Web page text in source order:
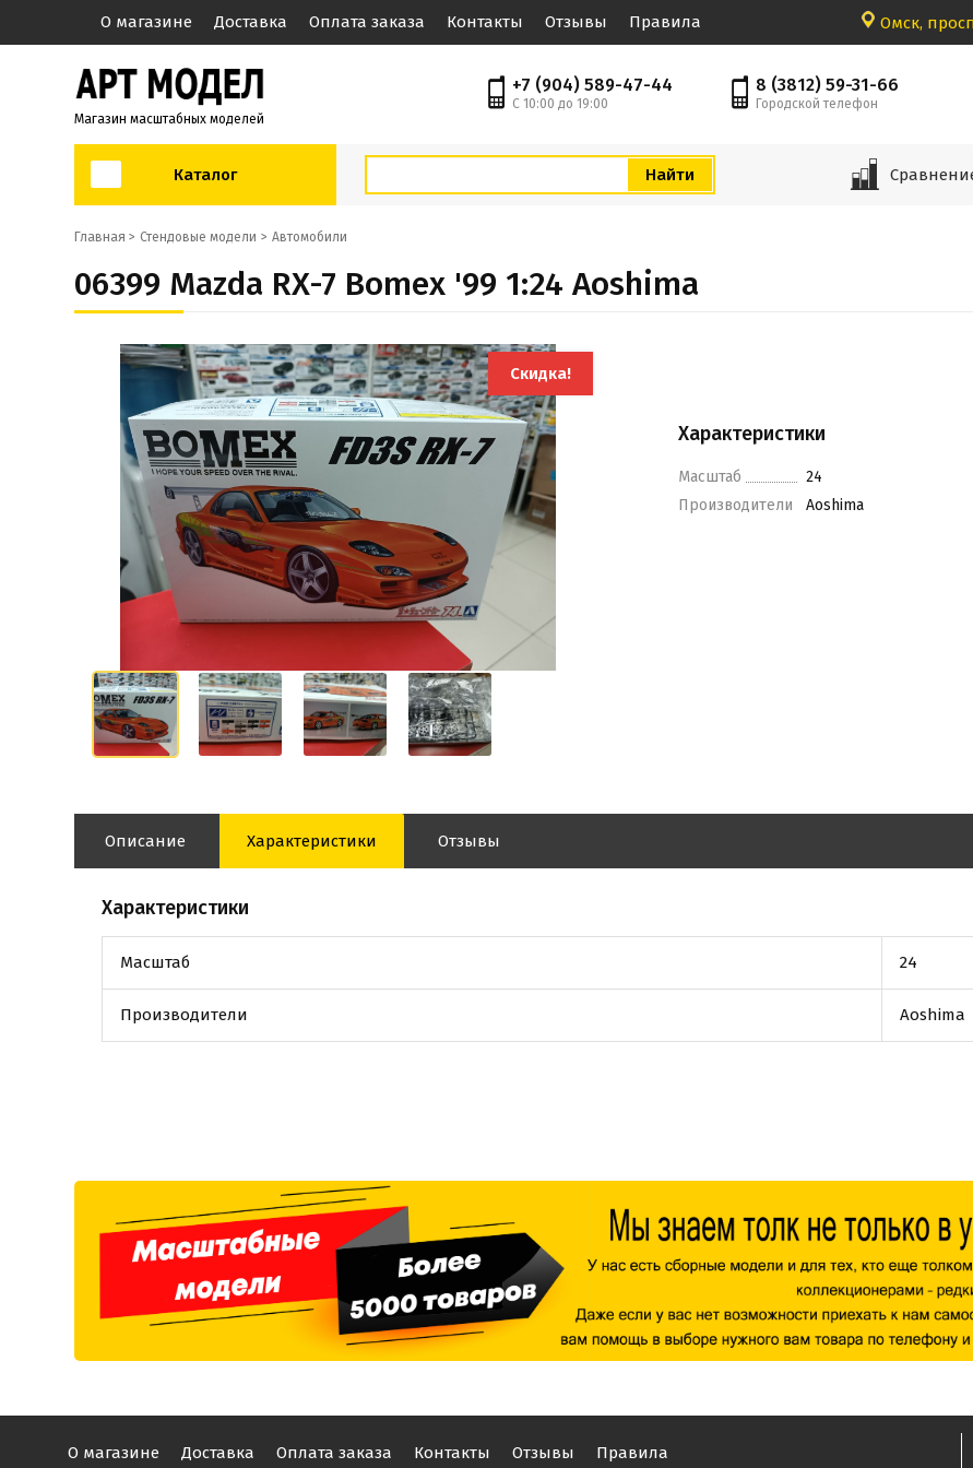
О магазине Доставка Оплата заказа Контакты Отзывы Правила Омск,
Магазин масштабных моделей
+7 (904) 589-47-44
С 10:00 до 19:00
8 (3812) 59-31-66
Городской телефон
Каталог
Главная > Стендовые модели Автомобили
06399 Mazda RX-7 Bomex '99 1:24 Aoshima
Скидка!
Характеристики
Масштаб
24
Производители
Aoshima
Описание Характеристики Отзывы
Характеристики
Масштаб 24
Производители Aoshima
О магазине Доставка Оплата заказа Контакты Отзывы Правила